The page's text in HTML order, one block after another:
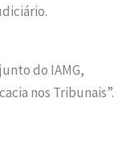
do IAMG,
nos Tribunais”.